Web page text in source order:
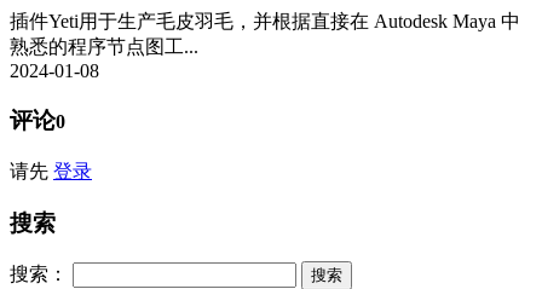
插件Yeti用于生产毛皮羽毛，并根据直接在 Autodesk Maya 中
熟悉的程序节点图工...
2024-01-08
评论0
请先 登录
搜索
搜索：